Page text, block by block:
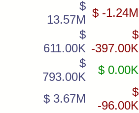
$
13.57M
$ -1.24M
$
611.00K
$
-397.00K
$
793.00K
$ 0.00K
$ 3.67M
$
-96.00K